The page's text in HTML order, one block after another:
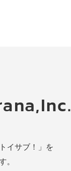
トイサブ！」を
。